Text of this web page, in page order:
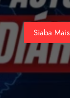
Siaba Mais